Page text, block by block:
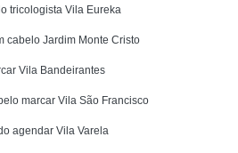
tricologista Vila Eureka
cabelo Jardim Monte Cristo
Vila Bandeirantes
marcar Vila São Francisco
agendar Vila Varela